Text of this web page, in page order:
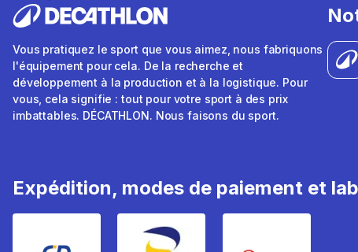
Vous pratiquez le sport que vous aimez, nous fabriquons
l'équipement pour cela. De la recherche et
développement à la production et à la logistique. Pour
vous, cela signifie : tout pour votre sport à des prix
imbattables. DÉCATHLON. Nous faisons du sport.
Expédition, modes de paiement et